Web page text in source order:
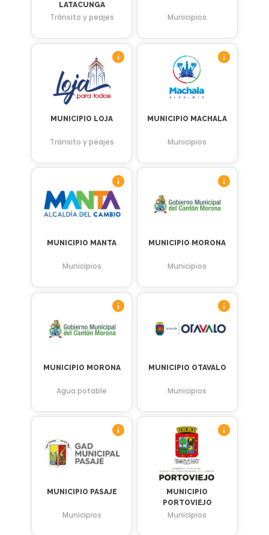
LATACUNGA
Tránsito y peajes Municipios
MUNICIPIO LOJA
Tránsito y peajes
MUNICIPIO MACHALA
Municipios
MUNICIPIO MANTA
Municipios
MUNICIPIO MORONA
Municipios
MUNICIPIO MORONA
Agua potable
MUNICIPIO OTAVALO
Municipios
MUNICIPIO PASAJE
Municipios
MUNICIPIO
PORTOVIEJO
Municipios